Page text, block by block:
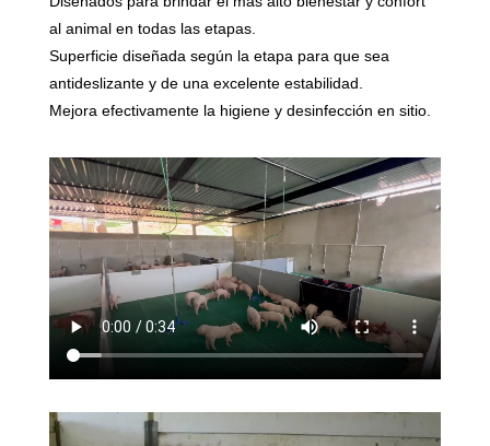
al animal en todas las etapas.
Superficie diseñada según la etapa para que sea
antideslizante y de una excelente estabilidad.
Mejora efectivamente la higiene y desinfección en sitio.